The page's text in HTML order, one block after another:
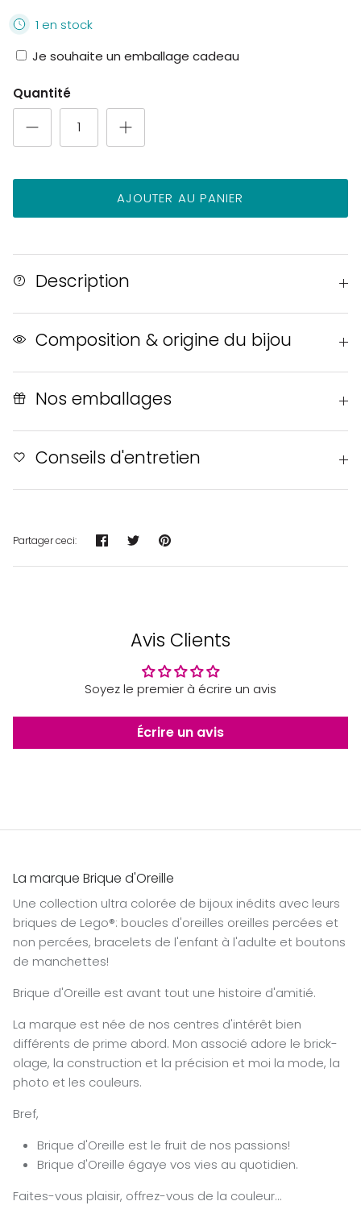
1 en stock
Je souhaite un emballage cadeau
Quantité
AJOUTER AU PANIER
Description
Composition & origine du bijou
Nos emballages
Conseils d'entretien
Partager ceci: PartagerTweeterÉpingler
Avis Clients
Soyez le premier à écrire un avis
Écrire un avis
La marque Brique d'Oreille
Une collection ultra colorée de bijoux inédits avec leurs
briques de Lego®: boucles d'oreilles oreilles percées et
non percées, bracelets de l'enfant à l'adulte et boutons
de manchettes!
Brique d'Oreille est avant tout une histoire d'amitié.
La marque est née de nos centres d'intérêt bien
différents de prime abord. Mon associé adore le brick-
olage, la construction et la précision et moi la mode, la
photo et les couleurs.
Bref,
Brique d'Oreille est le fruit de nos passions!
Brique d'Oreille égaye vos vies au quotidien.
Faites-vous plaisir, offrez-vous de la couleur...